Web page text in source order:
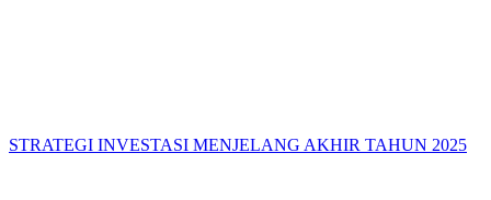
STRATEGI INVESTASI MENJELANG AKHIR TAHUN 2025